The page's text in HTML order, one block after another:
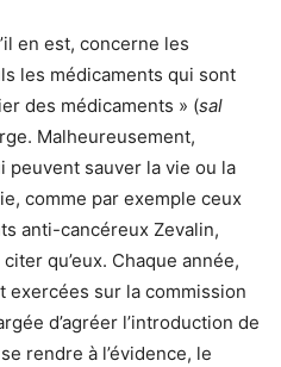
en est, concerne les
les médicaments qui sont
des médicaments » (sal
Malheureusement,
peuvent sauver la vie ou la
comme par exemple ceux
anti-cancéreux Zevalin,
qu’eux. Chaque année,
exercées sur la commission
d’agréer l’introduction de
rendre à l’évidence, le